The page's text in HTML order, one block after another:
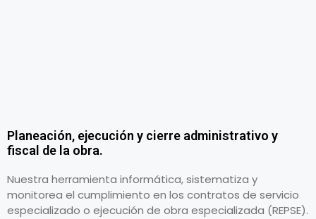
Planeación, ejecución y cierre administrativo y
fiscal de la obra.
Nuestra herramienta informática, sistematiza y
monitorea el cumplimiento en los contratos de servicio
especializado o ejecución de obra especializada (REPSE).